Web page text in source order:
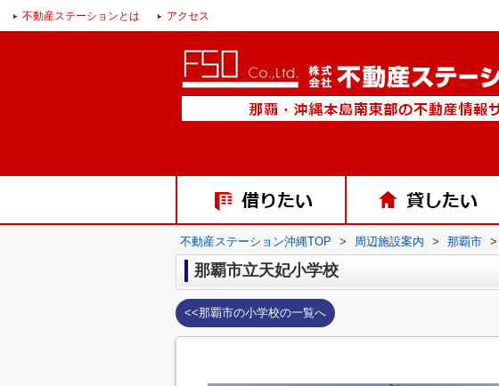
不動産ステーションとは アクセス
不動産ステーション沖縄TOP > 周辺施設案内 > 那覇市 >
那覇市立天妃小学校
<<那覇市の小学校の一覧へ